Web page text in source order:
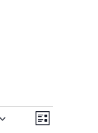
NN
Lista